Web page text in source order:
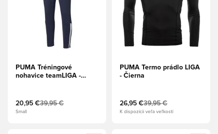
PUMA Tréningové
nohavice teamLIGA -
20,95 €39,95 €
Small
PUMA Termo prádlo LIGA
- Čierna
26,95 €39,95 €
K dispozícii veľa veľkostí